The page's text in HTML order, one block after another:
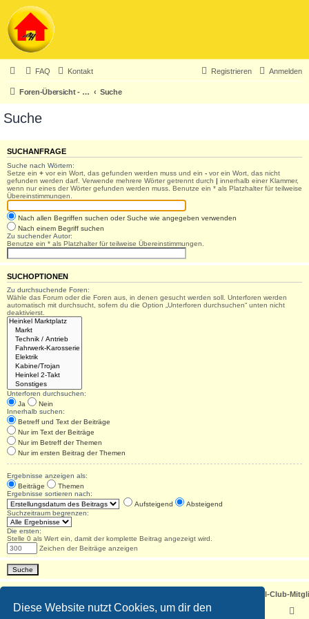
Diese Website nutzt Cookies, um dir den
FAQ Kontakt Anmelden
Registrieren
Foren-Übersicht - ACHTUNG! Neuregistrierung nur noch für Heinkel-Club-Mitglieder! Suche
Suche
SUCHANFRAGE
Suche nach Wörtern:
Setze ein + vor ein Wort, das gefunden werden muss und ein - vor ein Wort, das nicht
gefunden werden darf. Verwende mehrere Wörter getrennt durch | innerhalb einer Klammer,
wenn nur eines der Wörter gefunden werden muss. Benutze ein * als Platzhalter für teilweise
Übereinstimmungen.
Nach allen Begriffen suchen oder Suche wie angegeben verwenden
Nach einem Begriff suchen
Zu suchender Autor:
Benutze ein * als Platzhalter für teilweise Übereinstimmungen.
SUCHOPTIONEN
Zu durchsuchende Foren:
Wähle das Forum oder die Foren aus, in denen gesucht werden soll. Unterforen werden
automatisch mit durchsucht, sofern du die Option „Unterforen durchsuchen“ unten nicht
deaktivierst.
Unterforen durchsuchen:
Ja
Nein
Innerhalb suchen:
Betreff und Text der Beiträge
Nur im Text der Beiträge
Nur im Betreff der Themen
Nur im ersten Beitrag der Themen
Ergebnisse anzeigen als:
Beiträge
Themen
Ergebnisse sortieren nach:
Aufsteigend
Absteigend
Suchzeitraum begrenzen:
Die ersten:
Stelle 0 als Wert ein, damit der komplette Beitrag angezeigt wird.
Zeichen der Beiträge anzeigen
Foren-Übersicht - ACHTUNG! Neuregistrierung nur noch für Heinkel-Club-